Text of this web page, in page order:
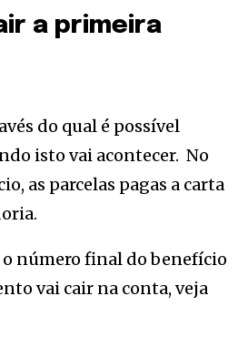
a primeira
do qual é possível
isto vai acontecer. No
as parcelas pagas a carta
número final do benefício
vai cair na conta, veja